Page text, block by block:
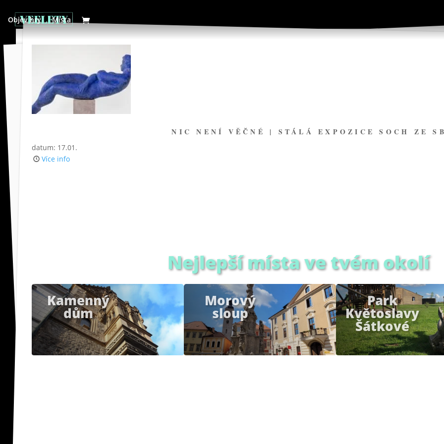
Objev hry Místa
NIC NENÍ VĚČNÉ | STÁLÁ EXPOZICE SOCH ZE
datum: 17.01.
Více info
Nejlepší místa ve tvém okolí
Kamenný
dům
Morový
sloup
Park
Květoslavy
Šátkové